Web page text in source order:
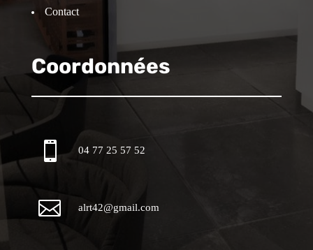
Contact
Coordonnées
 04 77 25 57 52
 alrt42@gmail.com